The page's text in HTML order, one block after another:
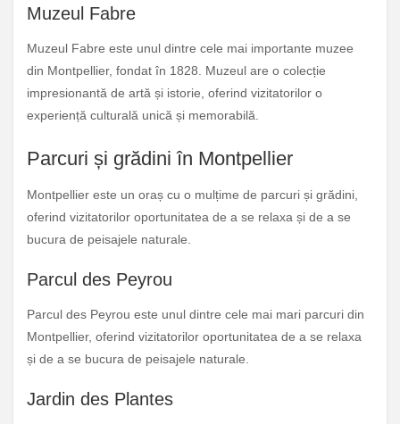
Muzeul Fabre
Muzeul Fabre este unul dintre cele mai importante muzee
din Montpellier, fondat în 1828. Muzeul are o colecție
impresionantă de artă și istorie, oferind vizitatorilor o
experiență culturală unică și memorabilă.
Parcuri și grădini în Montpellier
Montpellier este un oraș cu o mulțime de parcuri și grădini,
oferind vizitatorilor oportunitatea de a se relaxa și de a se
bucura de peisajele naturale.
Parcul des Peyrou
Parcul des Peyrou este unul dintre cele mai mari parcuri din
Montpellier, oferind vizitatorilor oportunitatea de a se relaxa
și de a se bucura de peisajele naturale.
Jardin des Plantes